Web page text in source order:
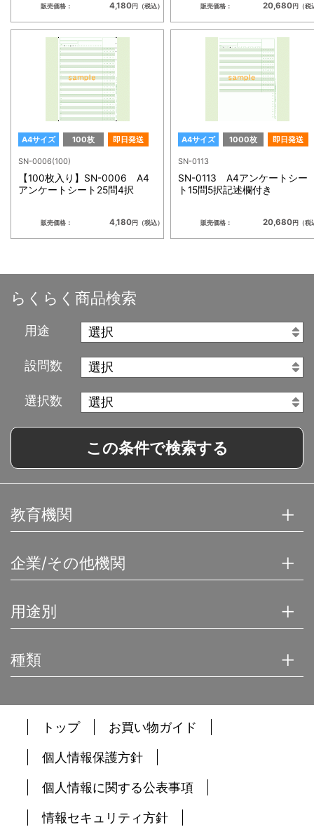
販売価格： 4,180円（税込） 販売価格： 20,680円（税
A4サイズ 100枚 即日発送
SN-0006(100)
【100枚入り】SN-0006 A4
アンケートシート25問4択
販売価格： 4,180円（税込）
A4サイズ 1000枚 即日発送
SN-0113
SN-0113 A4アンケートシー
ト15問5択記述欄付き
販売価格： 20,680円（税
らくらく商品検索
用途
設問数
選択数
この条件で検索する
教育機関
企業/その他機関
用途別
種類
トップ お買い物ガイド
個人情報保護方針
個人情報に関する公表事項
情報セキュリティ方針